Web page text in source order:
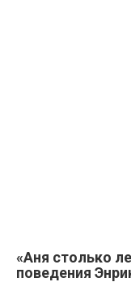
«Аня столько
поведения